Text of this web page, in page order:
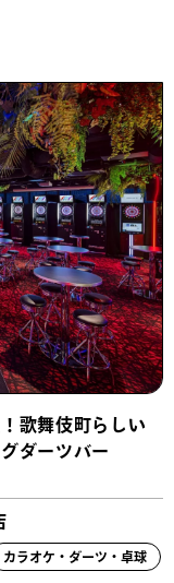
歌舞伎町らしい
ダーツバー
カラオケ・ダーツ・卓球